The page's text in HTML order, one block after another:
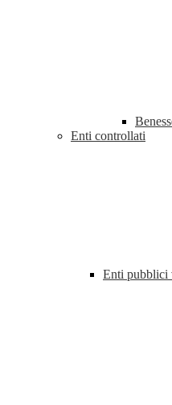
Enti controllati
Enti pubblici